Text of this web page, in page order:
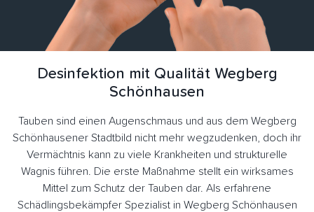
Desinfektion mit Qualität Wegberg
Schönhausen
Tauben sind einen Augenschmaus und aus dem Wegberg
Schönhausener Stadtbild nicht mehr wegzudenken, doch ihr
Vermächtnis kann zu viele Krankheiten und strukturelle
Wagnis führen. Die erste Maßnahme stellt ein wirksames
Mittel zum Schutz der Tauben dar. Als erfahrene
Schädlingsbekämpfer Spezialist in Wegberg Schönhausen